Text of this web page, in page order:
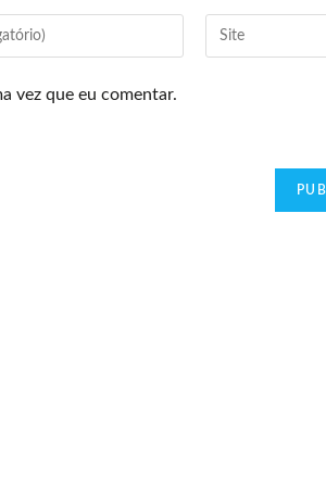
vez que eu comentar.